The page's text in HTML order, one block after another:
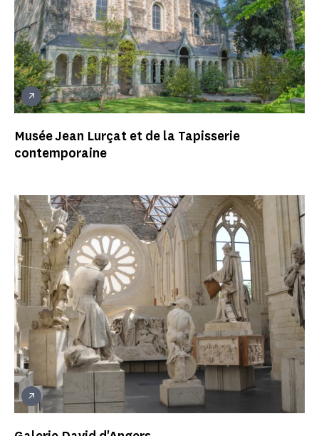
Musée Jean Lurçat et de la Tapisserie
contemporaine